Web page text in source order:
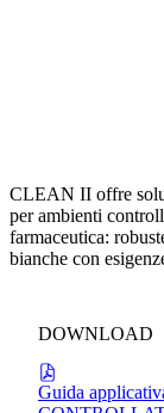
CLEAN II offre
per ambienti
farmaceutica:
bianche con
DOWNLOAD
Guida